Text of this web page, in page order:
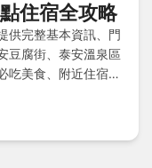
住宿全攻略
供完整基本資訊、門
豆腐街、泰安溫泉區
吃美食、附近住宿選